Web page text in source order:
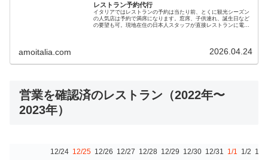
レストラン予約代行
イタリアではレストランの予約は当たり前、とくに観光シーズン
の人気店は予約で満席になります。窓席、子供連れ、誕生日など
の要望も可。現地在住の日本人スタッフが直接レストランに電話
amoitalia.com 2026.04.24
営業を確認済のレストラン（2022年〜
2023年）
12/24 12/25 12/26 12/27 12/28 12/29 12/30 12/31 1/1 1/2 1/3